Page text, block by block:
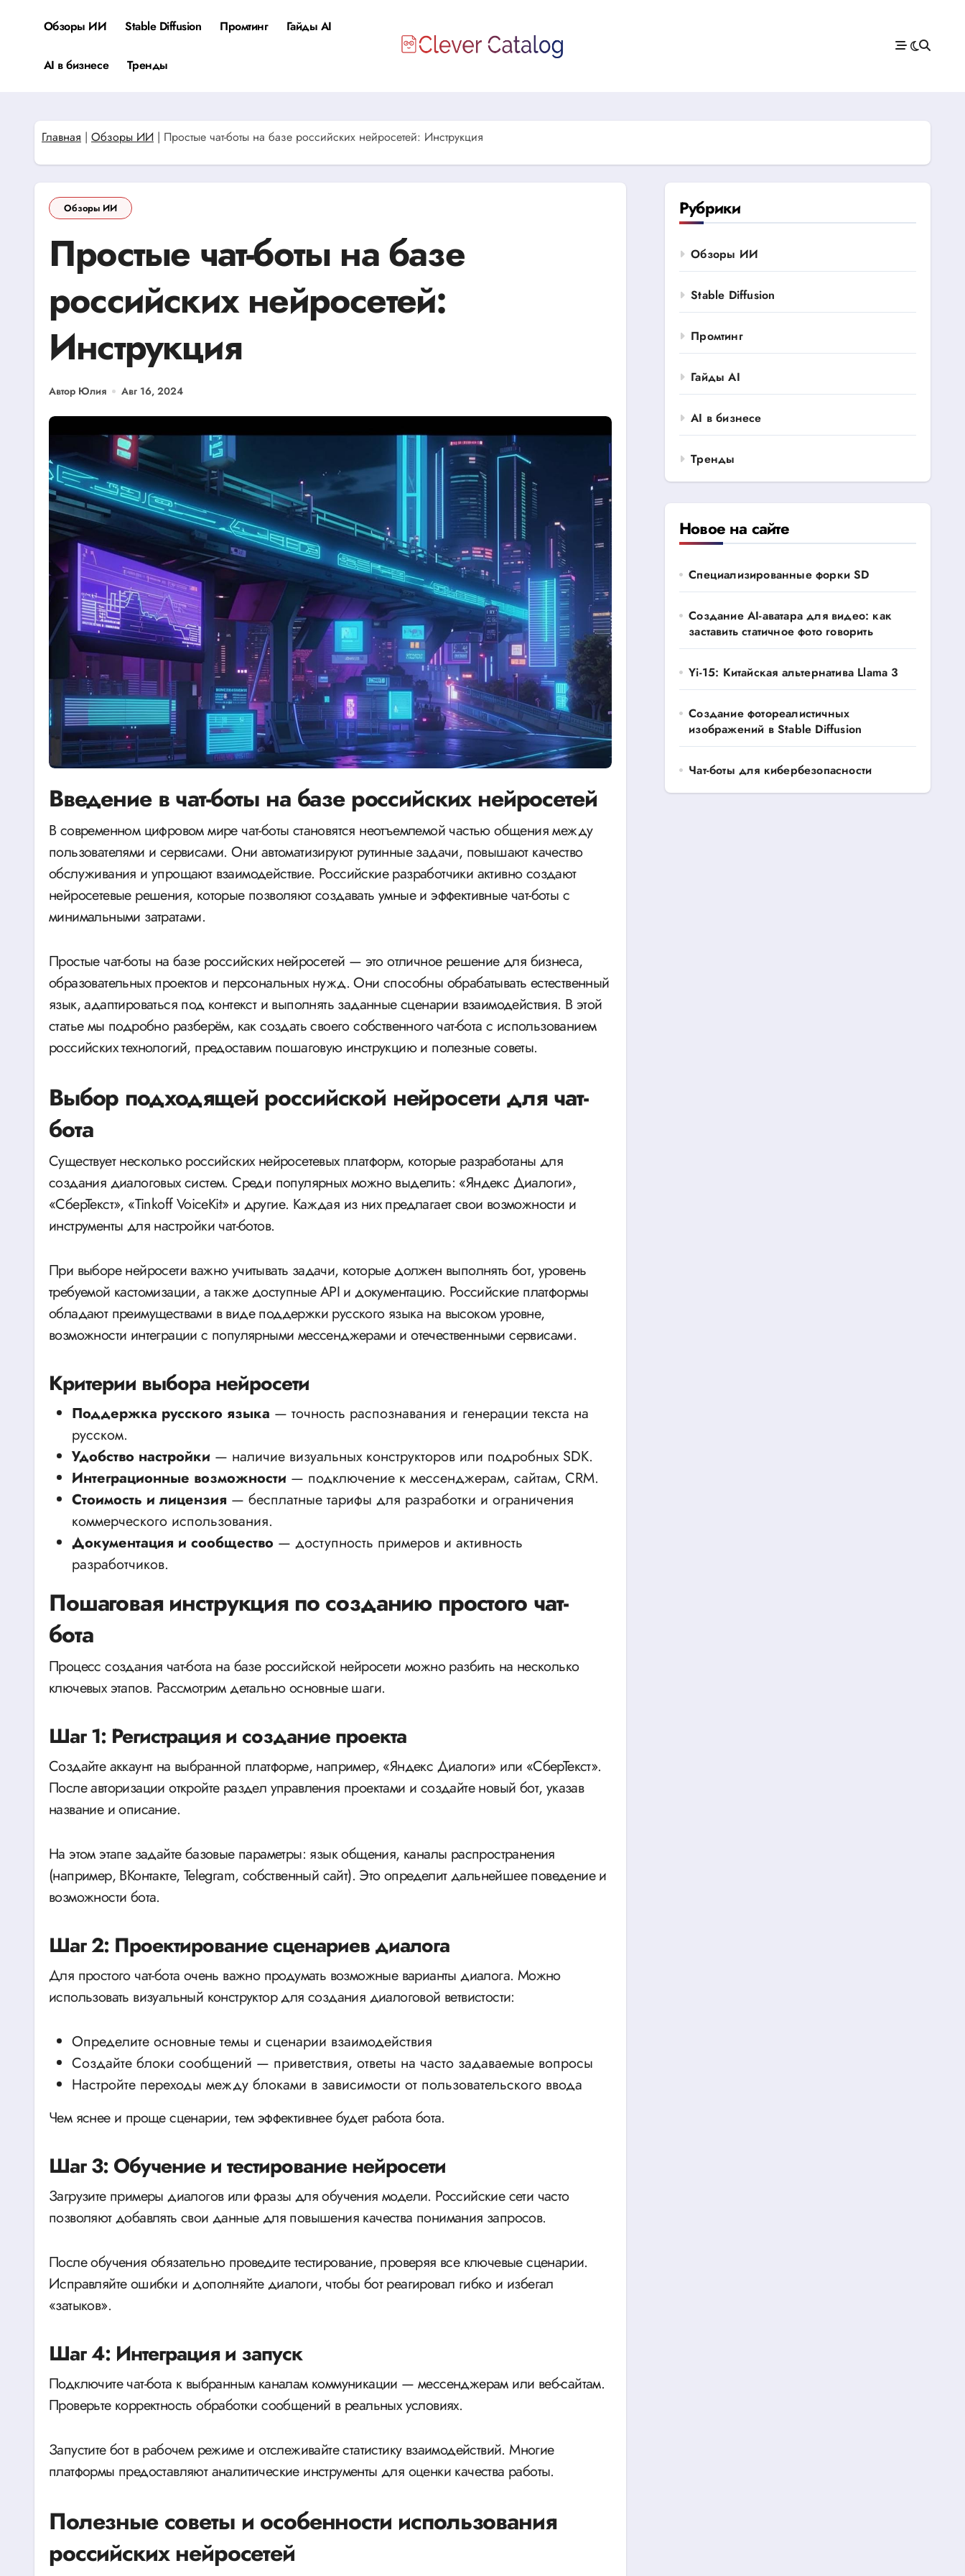
Обзоры ИИ Stable Diffusion Промтинг Гайды AI
AI в бизнесе Тренды
Главная | Обзоры ИИ | Простые чат-боты на базе российских нейросетей: Инструкция
Обзоры ИИ
Простые чат-боты на базе
российских нейросетей:
Инструкция
Автор Юлия Авг 16, 2024
Введение в чат-боты на базе российских нейросетей
В современном цифровом мире чат-боты становятся неотъемлемой частью общения между
пользователями и сервисами. Они автоматизируют рутинные задачи, повышают качество
обслуживания и упрощают взаимодействие. Российские разработчики активно создают
нейросетевые решения, которые позволяют создавать умные и эффективные чат-боты с
минимальными затратами.
Простые чат-боты на базе российских нейросетей — это отличное решение для бизнеса,
образовательных проектов и персональных нужд. Они способны обрабатывать естественный
язык, адаптироваться под контекст и выполнять заданные сценарии взаимодействия. В этой
статье мы подробно разберём, как создать своего собственного чат-бота с использованием
российских технологий, предоставим пошаговую инструкцию и полезные советы.
Выбор подходящей российской нейросети для чат-
бота
Существует несколько российских нейросетевых платформ, которые разработаны для
создания диалоговых систем. Среди популярных можно выделить: «Яндекс Диалоги»,
«СберТекст», «Tinkoff VoiceKit» и другие. Каждая из них предлагает свои возможности и
инструменты для настройки чат-ботов.
При выборе нейросети важно учитывать задачи, которые должен выполнять бот, уровень
требуемой кастомизации, а также доступные API и документацию. Российские платформы
обладают преимуществами в виде поддержки русского языка на высоком уровне,
возможности интеграции с популярными мессенджерами и отечественными сервисами.
Критерии выбора нейросети
Поддержка русского языка — точность распознавания и генерации текста на
русском.
Удобство настройки — наличие визуальных конструкторов или подробных SDK.
Интеграционные возможности — подключение к мессенджерам, сайтам, CRM.
Стоимость и лицензия — бесплатные тарифы для разработки и ограничения
коммерческого использования.
Документация и сообщество — доступность примеров и активность
разработчиков.
Пошаговая инструкция по созданию простого чат-
бота
Процесс создания чат-бота на базе российской нейросети можно разбить на несколько
ключевых этапов. Рассмотрим детально основные шаги.
Шаг 1: Регистрация и создание проекта
Создайте аккаунт на выбранной платформе, например, «Яндекс Диалоги» или «СберТекст».
После авторизации откройте раздел управления проектами и создайте новый бот, указав
название и описание.
На этом этапе задайте базовые параметры: язык общения, каналы распространения
(например, ВКонтакте, Telegram, собственный сайт). Это определит дальнейшее поведение и
возможности бота.
Шаг 2: Проектирование сценариев диалога
Для простого чат-бота очень важно продумать возможные варианты диалога. Можно
использовать визуальный конструктор для создания диалоговой ветвистости:
Определите основные темы и сценарии взаимодействия
Создайте блоки сообщений — приветствия, ответы на часто задаваемые вопросы
Настройте переходы между блоками в зависимости от пользовательского ввода
Чем яснее и проще сценарии, тем эффективнее будет работа бота.
Шаг 3: Обучение и тестирование нейросети
Загрузите примеры диалогов или фразы для обучения модели. Российские сети часто
позволяют добавлять свои данные для повышения качества понимания запросов.
После обучения обязательно проведите тестирование, проверяя все ключевые сценарии.
Исправляйте ошибки и дополняйте диалоги, чтобы бот реагировал гибко и избегал
«затыков».
Шаг 4: Интеграция и запуск
Подключите чат-бота к выбранным каналам коммуникации — мессенджерам или веб-сайтам.
Проверьте корректность обработки сообщений в реальных условиях.
Запустите бот в рабочем режиме и отслеживайте статистику взаимодействий. Многие
платформы предоставляют аналитические инструменты для оценки качества работы.
Полезные советы и особенности использования
российских нейросетей
Рубрики
Обзоры ИИ
Stable Diffusion
Промтинг
Гайды AI
AI в бизнесе
Тренды
Новое на сайте
Специализированные форки SD
Создание AI-аватара для видео: как
заставить статичное фото говорить
Yi-15: Китайская альтернатива Llama 3
Создание фотореалистичных
изображений в Stable Diffusion
Чат-боты для кибербезопасности